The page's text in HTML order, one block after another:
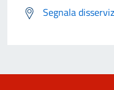
Segnala